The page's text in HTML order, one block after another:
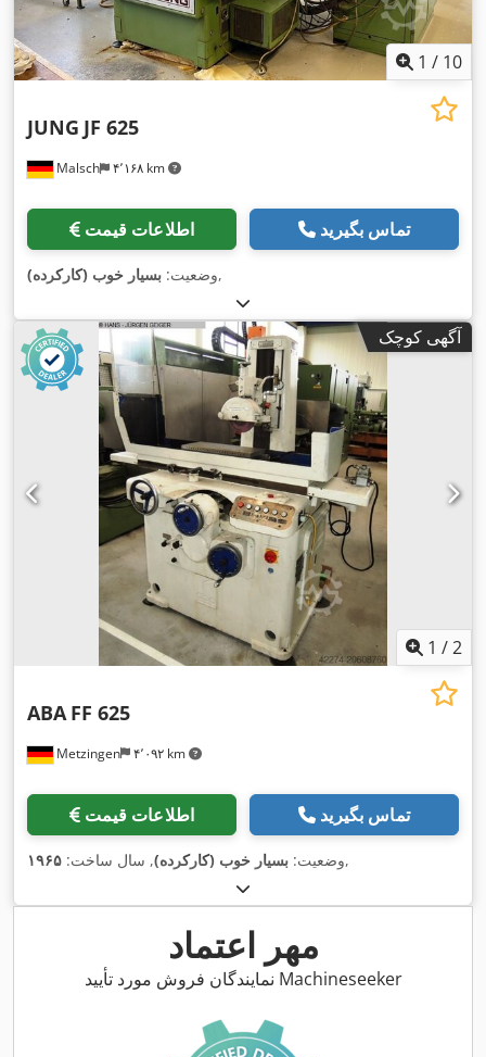
1 / 10
Malsch ۴٬۱۶۸ km
JUNG JF 625
اطلاعات قیمت تماس بگیرید
وضعیت: بسیار خوب (کارکرده) ,
آگهی کوچک
1 /2
Metzingen ۴٬۰۹۲ km
ABA FF 625
اطلاعات قیمت تماس بگیرید
وضعیت: بسیار خوب (کارکرده), سال ساخت: ۱۹۶۵ ,
مهر اعتماد
نمایندگان فروش مورد تأیید Machineseeker